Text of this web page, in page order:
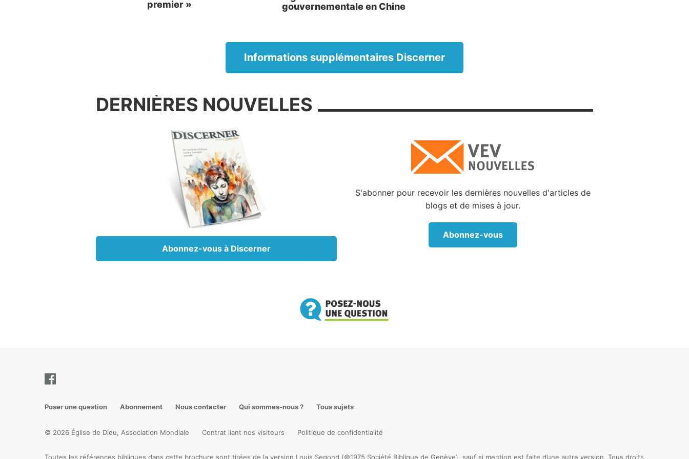
mouvement. La première pilule contraceptive apparut sur le marché
Suprême américaine décréta qu’aux yeux de la loi, la nudité
proprement dite ne rendait pas obscène, légalement parlant, telle ou
À la même époque, plusieurs études psychologiques attirèrent
recherches de Masters et Johnson, lesquels répandirent l’idée que la
répression sexuelle était mentalement et émotionnellement néfaste.
Les clubs échangistes se mirent à proliférer, permettant aux gens de
changer de partenaires et d’avoir des rapports sexuels en groupe. Les
producteurs de films se mirent à produire des films érotiques pour
adultes, rendant sexuellement bien plus explicites les scènes filmées.
Les sex-shops ouvrirent leurs portes, distribuant une pléthore
d’ouvrages pornographiques. À la fin des années 1970, la promiscuité
sexuelle était partout.
sommes quotidiennement bombardés de messages sexuels immoraux
sur Internet, à la télévision, dans les films, les vidéos, les publicités, les
constate une incitation soutenue auprès du public à approuver
styles de vie transgenres, à élargir les droits à l’avortement et même à
premier »
gouvernementale en Chine
Informations supplémentaires Discerner
DERNIÈRES NOUVELLES
Abonnez-vous à Discerner
S'abonner pour recevoir les dernières nouvelles d'articles de
blogs et de mises à jour.
Abonnez-vous
Poser une question Abonnement Nous contacter Qui sommes-nous ? Tous sujets
© 2026 Église de Dieu, Association Mondiale Contrat liant nos visiteurs Politique de confidentialité
Toutes les références bibliques dans cette brochure sont tirées de la version Louis Segond (©1975 Société Biblique de Genève), sauf si mention est faite d’une autre version. Tous droits